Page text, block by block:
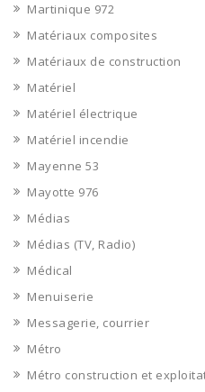
Martinique 972
Matériaux composites
Matériaux de construction
Matériel
Matériel électrique
Matériel incendie
Mayenne 53
Mayotte 976
Médias
Médias (TV, Radio)
Médical
Menuiserie
Messagerie, courrier
Métro
Métro construction et